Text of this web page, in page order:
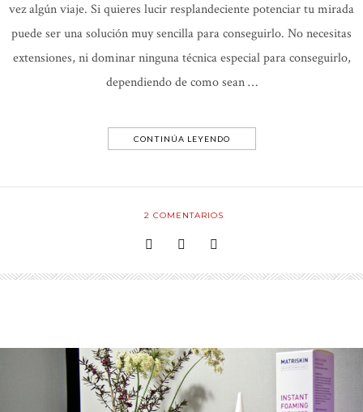
vez algún viaje. Si quieres lucir resplandeciente potenciar tu mirada
puede ser una solución muy sencilla para conseguirlo. No necesitas
extensiones, ni dominar ninguna técnica especial para conseguirlo,
dependiendo de como sean …
CONTINÚA LEYENDO
2 COMENTARIOS